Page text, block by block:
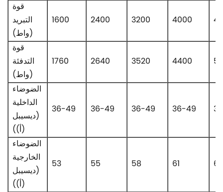
قوة
التبريد
(واط)
1600 2400 3200 4000
قوة
التدفئة
(واط)
1760 2640 3520 4400
الضوضاء
الداخلية
(ديسيبل
(أ))
36-49 36-49 36-49 36-49
الضوضاء
الخارجية
(ديسيبل
(أ))
53 55 58 61 65